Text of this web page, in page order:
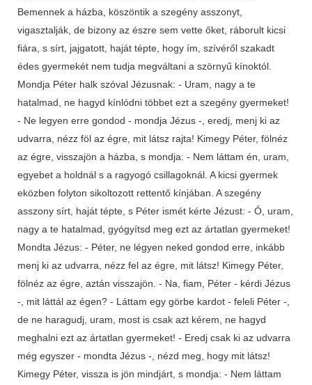
Bemennek a házba, köszöntik a szegény asszonyt,
vigasztalják, de bizony az észre sem vette őket, ráborult kicsi
fiára, s sírt, jajgatott, haját tépte, hogy ím, szívéről szakadt
édes gyermekét nem tudja megváltani a szörnyű kínoktól.
Mondja Péter halk szóval Jézusnak: - Uram, nagy a te
hatalmad, ne hagyd kínlódni többet ezt a szegény gyermeket!
- Ne legyen erre gondod - mondja Jézus -, eredj, menj ki az
udvarra, nézz föl az égre, mit látsz rajta! Kimegy Péter, fölnéz
az égre, visszajön a házba, s mondja: - Nem láttam én, uram,
egyebet a holdnál s a ragyogó csillagoknál. A kicsi gyermek
eközben folyton sikoltozott rettentő kínjában. A szegény
asszony sírt, haját tépte, s Péter ismét kérte Jézust: - Ó, uram,
nagy a te hatalmad, gyógyítsd meg ezt az ártatlan gyermeket!
Mondta Jézus: - Péter, ne légyen neked gondod erre, inkább
menj ki az udvarra, nézz fel az égre, mit látsz! Kimegy Péter,
fölnéz az égre, aztán visszajön. - Na, fiam, Péter - kérdi Jézus
-, mit láttál az égen? - Láttam egy görbe kardot - feleli Péter -,
de ne haragudj, uram, most is csak azt kérem, ne hagyd
meghalni ezt az ártatlan gyermeket! - Eredj csak ki az udvarra
még egyszer - mondta Jézus -, nézd meg, hogy mit látsz!
Kimegy Péter, vissza is jön mindjárt, s mondja: - Nem láttam